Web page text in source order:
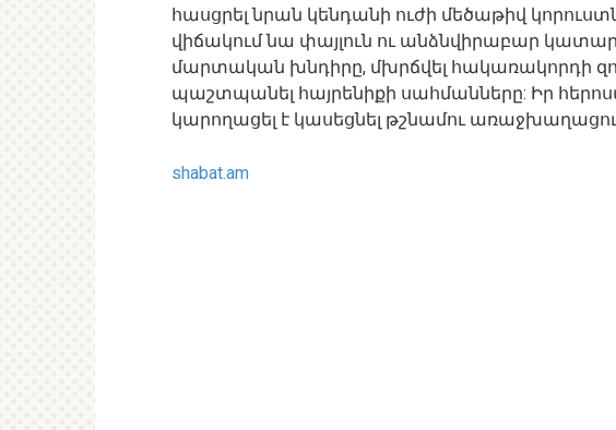
հասցրել նրան կենդանի ուժի մեծաթիվ
վիճակում նա փայլուն ու անձնվիրաբար
մարտական խնդիրը, մխրճվել հակառակորդի
պաշտպանել հայրենիքի սահմանները: Իր
կարողացել է կասեցնել թշնամու
shabat.am